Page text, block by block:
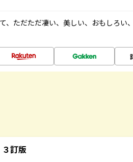
、ただただ凄い、美しい、おもしろい
訂版